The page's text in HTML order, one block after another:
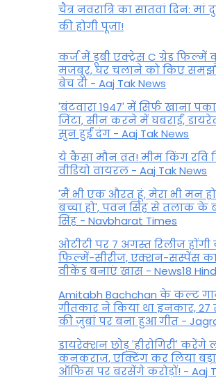
चैत्र नवरात्रि का सातवां दिन: मां
की होगी पूजा!
कर्ज में डूबी एक्ट्रेस C ग्रेड
मजबूर, घर चलाने को किए
बेच दी - Aaj Tak News
'बंटवारा 1947' में सिर्फ खाना
जिंटा, सीन करने में घबराईं,
सुन हुईं दंग - Aaj Tak News
ये कैसा मौन व्रत! मीम किंग
वीडियो वायरल - Aaj Tak News
'मैं भी एक औरत हूं, मेरा भी मन
बच्चा हो', पवन सिंह से तलाक के
सिंह - Navbharat Times
ओटीटी पर 7 अगस्त रिलीज
फिल्में-सीरीज, एक्शन-सस्पेंस का
वीकेंड बनाएं खास - News18
Amitabh Bachchan के कल्ट
गीतकार ने किया था इनकार, 27
की जुबां पर बना हुआ गीत -
डायरेक्शन छोड़ 'हीरोगिरी' करेंगे
कनकराज, एक्टिंग कर लिया बड़ा
ऑफिस पर बरसेंगे करोड़ों! - Aaj